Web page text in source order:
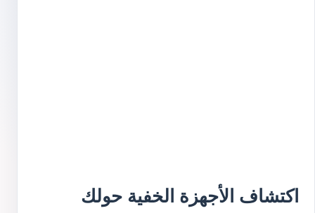
اكتشاف الأجهزة الخفية حولك